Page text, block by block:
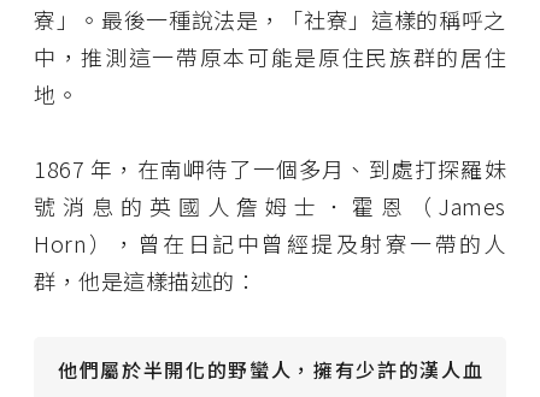
寮」。最後一種說法是，「社寮」這樣的稱呼之
中，推測這一帶原本可能是原住民族群的居住
地。
1867 年，在南岬待了一個多月、到處打探羅妹
號消息的英國人詹姆士．霍恩（James
Horn），曾在日記中曾經提及射寮一帶的人
群，他是這樣描述的：
他們屬於半開化的野蠻人，擁有少許的漢人血